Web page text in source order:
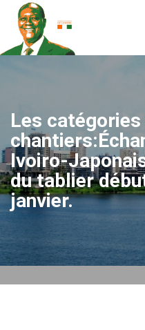
Les catégories
Ivoiro-
du tablier
janvier.